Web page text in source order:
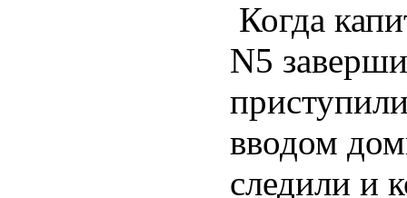
Когда
N5
вводом
следили и